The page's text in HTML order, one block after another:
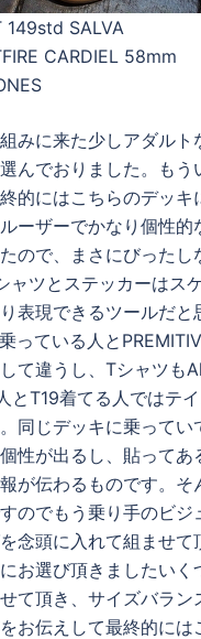
149std SALVA
CARDIEL 58mm
みに来た少しアダルト
んでおりました。もう
的にはこちらのデッキ
ーザーでかなり個性的
ので、まさにびったし
ャツとステッカーはス
表現できるツールだと
っている人と
て違うし、Tシャツも
とT19着てる人ではテ
同じデッキに乗ってい
性が出るし、貼ってあ
が伝わるものです。そ
のでもう乗り手のビジ
念頭に入れて組ませて
お選び頂きましたいく
て頂き、サイズバラン
お伝えして最終的には